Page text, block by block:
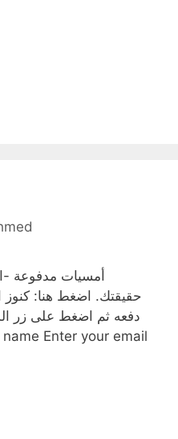
أمسيات مدفوعة -
حقيقتك. اضغط هنا: كنوز
دفعه ثم اضغط على زر